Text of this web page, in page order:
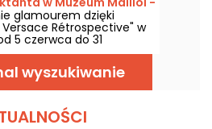
zaprezentowane we
obejmującej niemal
cyklu Obrazy Świątyni, jej
glamourem dzięki
Rétrospective" w
5 czerwca do 31
Między barokiem a
retrospektywna
barwy i
miarę samej legendy.
wyszukiwanie